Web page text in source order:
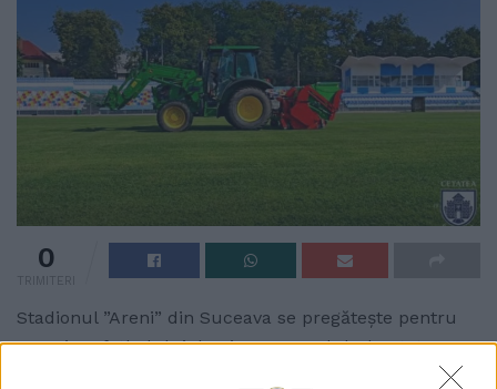
0
TRIMITERI
Stadionul ”Areni” din Suceava se pregătește pentru
revenirea fotbalului de Liga a II-a. Clubul Cetatea
1932 Suceava a anunțat că gazonul trece în această